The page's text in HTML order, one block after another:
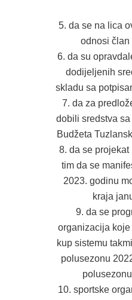
da se na lica
odnosi član
da su
dodijeljenih
skladu sa
da za
dobili sredstva
Budžeta
da se
tim da se
2023. godinu
kraja
da se
organizacija
kup sistemu
polusezonu
sportske